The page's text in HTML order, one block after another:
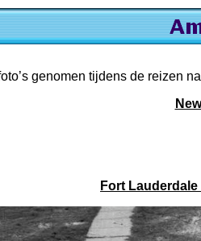
genomen tijdens de reizen
Fort